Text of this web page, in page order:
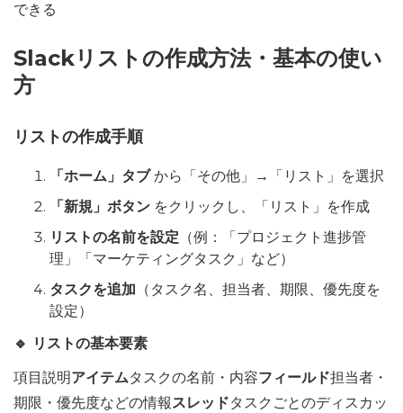
できる
Slackリストの作成方法・基本の使い
方
リストの作成手順
「ホーム」タブから「その他」→「リスト」を選択
「新規」ボタン をクリックし、「リスト」を作成
リストの名前を設定 （例：「プロジェクト進捗管
理」「マーケティングタスク」など）
タスクを追加 （タスク名、担当者、期限、優先度を
設定）
🔹 リストの基本要素
項目説明アイテムタスクの名前・内容フィールド担当者・
期限・優先度などの情報スレッドタスクごとのディスカッ